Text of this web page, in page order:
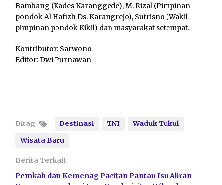
Bambang (Kades Karanggede), M. Rizal (Pimpinan
pondok Al Hafizh Ds. Karangrejo), Sutrisno (Wakil
pimpinan pondok Kikil) dan masyarakat setempat.
Kontributor: Sarwono
Editor: Dwi Purnawan
Ditag Destinasi TNI
Waduk Tukul
Wisata Baru
Berita Terkait
Pemkab dan Kemenag Pacitan Pantau Isu Aliran